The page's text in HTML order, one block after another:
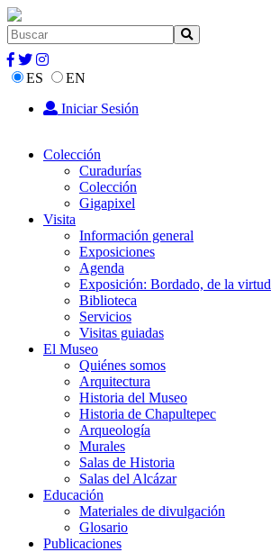
ES
EN
Iniciar Sesión
Colección
Curadurías
Colección
Gigapixel
Visita
Información general
Exposiciones
Agenda
Exposición: Bordado, de la virtud
Biblioteca
Servicios
Visitas guiadas
El Museo
Quiénes somos
Arquitectura
Historia del Museo
Historia de Chapultepec
Arqueología
Murales
Salas de Historia
Salas del Alcázar
Educación
Materiales de divulgación
Glosario
Publicaciones